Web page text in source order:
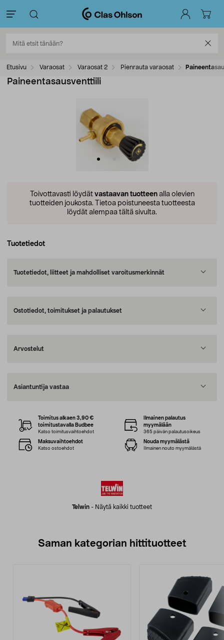
Etusivu Varaosat Varaosat 2 Pienrauta varaosat
Paineentasausventtiili
Toivottavasti löydät vastaavan tuotteenalla olevien
tuotteiden joukosta. Tietoa poistuneesta tuotteesta
löydät alempaa tältä sivulta.
Tuotetiedot
Tuotetiedot, liitteet ja mahdolliset varoitusmerkinnät
Ostotiedot, toimitukset ja palautukset
Arvostelut
Asiantuntija vastaa
Telwin - Näytä kaikki tuotteet
Toimitus alkaen 3,90 €
toimitustavalla Budbee
Katso toimitusvaihtoehdot
Ilmainen palautus
myymälään
365 päivän palautusoikeus
Maksuvaihtoehdot
Katso ostoehdot
Nouda myymälästä
Ilmainen nouto myymälästä
Saman kategorian hittituotteet